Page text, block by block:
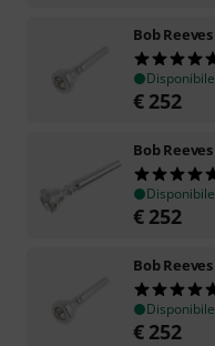
Bob Reeves
Disponibile
€ 252
Bob Reeves
Disponibile
€ 252
Bob Reeves
Disponibile
€ 252